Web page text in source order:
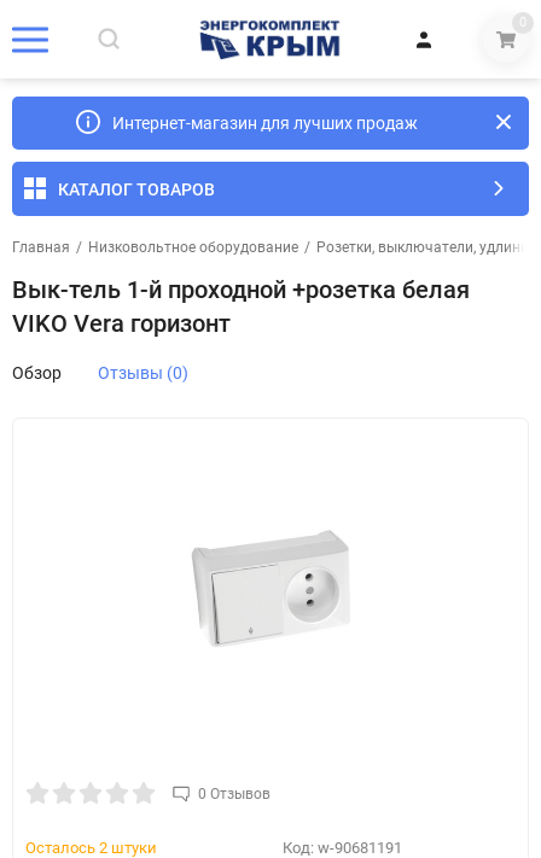
0
Интернет-магазин для лучших продаж
КАТАЛОГ ТОВАРОВ
Главная / Низковольтное оборудование / Розетки, выключатели,
Вык-тель 1-й проходной +розетка белая
VIKO Vera горизонт
Обзор Отзывы (0)
0 Отзывов
Код: w-90681191
Осталось 2 штуки